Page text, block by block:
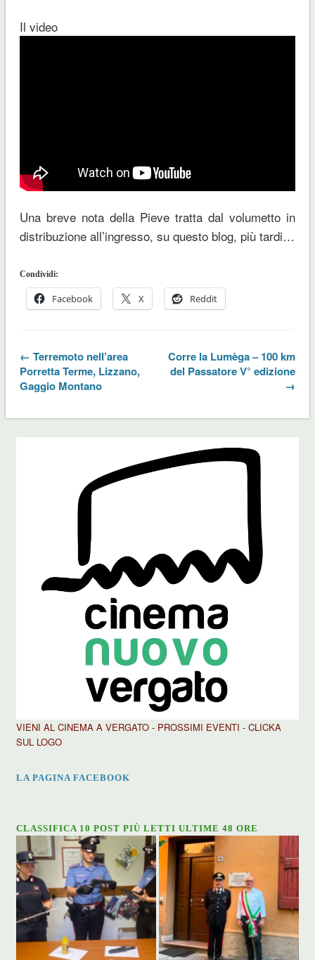
Il video
Una breve nota della Pieve tratta dal volumetto in
distribuzione all’ingresso, su questo blog, più tardi…
Condividi:
Facebook X Reddit
← Terremoto nell’area
Porretta Terme, Lizzano,
Gaggio Montano
Corre la Lumèga – 100 km
del Passatore V° edizione
→
VIENI AL CINEMA A VERGATO - PROSSIMI EVENTI - CLICKA
SUL LOGO
LA PAGINA FACEBOOK
CLASSIFICA 10 POST PIÙ LETTI ULTIME 48 ORE